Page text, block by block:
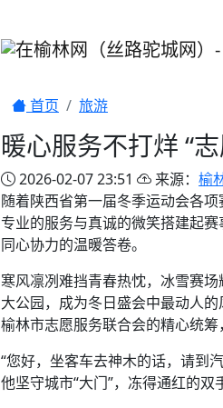
首页 旅游
暖心服务不打烊 “
2026-02-07 23:51 来源： 榆
随着陕西省第一届冬季运动会各
专业的服务与真诚的微笑搭建起
同心协力的温暖答卷。
寒风凛冽难挡青春热忱，冰雪赛
大公园，成为冬日盛会中最动人
榆林市志愿服务联合会的精心统筹
“您好，坐客车去神木的话，请到
他坚守城市“大门”，冻得通红的